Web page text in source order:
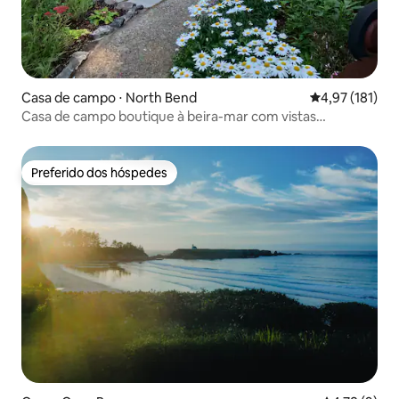
Casa de campo ⋅ North Bend 4,97 de uma
4,97 (181)
Casa de campo boutique à beira-mar com vistas
Preferido dos hóspedes
Preferido dos hóspedes